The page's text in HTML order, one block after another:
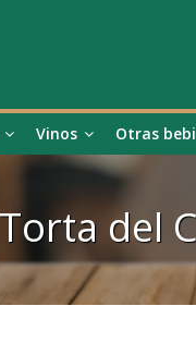
Vinos Otras
Torta del